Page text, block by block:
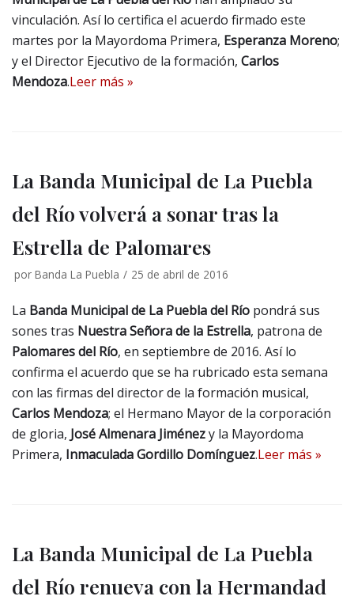
vinculación. Así lo certifica el acuerdo firmado este
martes por la Mayordoma Primera, Esperanza Moreno;
y el Director Ejecutivo de la formación, Carlos
Mendoza.Leer más »
La Banda Municipal de La Puebla
del Río volverá a sonar tras la
Estrella de Palomares
por Banda La Puebla 25 de abril de 2016
La Banda Municipal de La Puebla del Río pondrá sus
sones tras Nuestra Señora de la Estrella, patrona de
Palomares del Río, en septiembre de 2016. Así lo
confirma el acuerdo que se ha rubricado esta semana
con las firmas del director de la formación musical,
Carlos Mendoza; el Hermano Mayor de la corporación
de gloria, José Almenara Jiménezy la Mayordoma
Primera, Inmaculada Gordillo Domínguez.Leer más »
La Banda Municipal de La Puebla
del Río renueva con la Hermandad